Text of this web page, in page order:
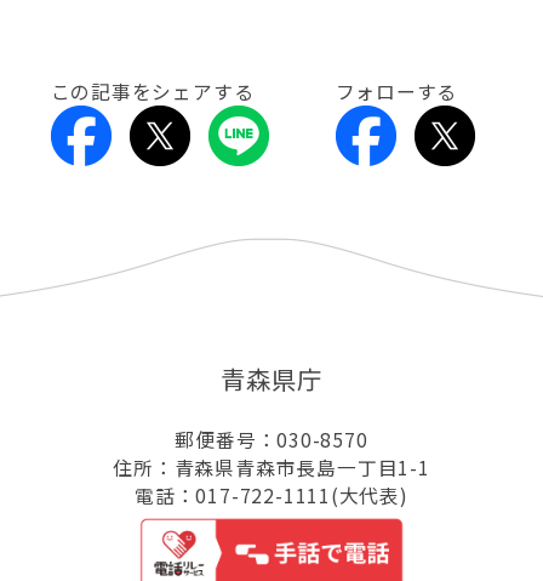
この記事をシェアする フォローする
青森県庁
郵便番号：030-8570
住所：青森県青森市長島一丁目1-1
電話：017-722-1111(大代表)